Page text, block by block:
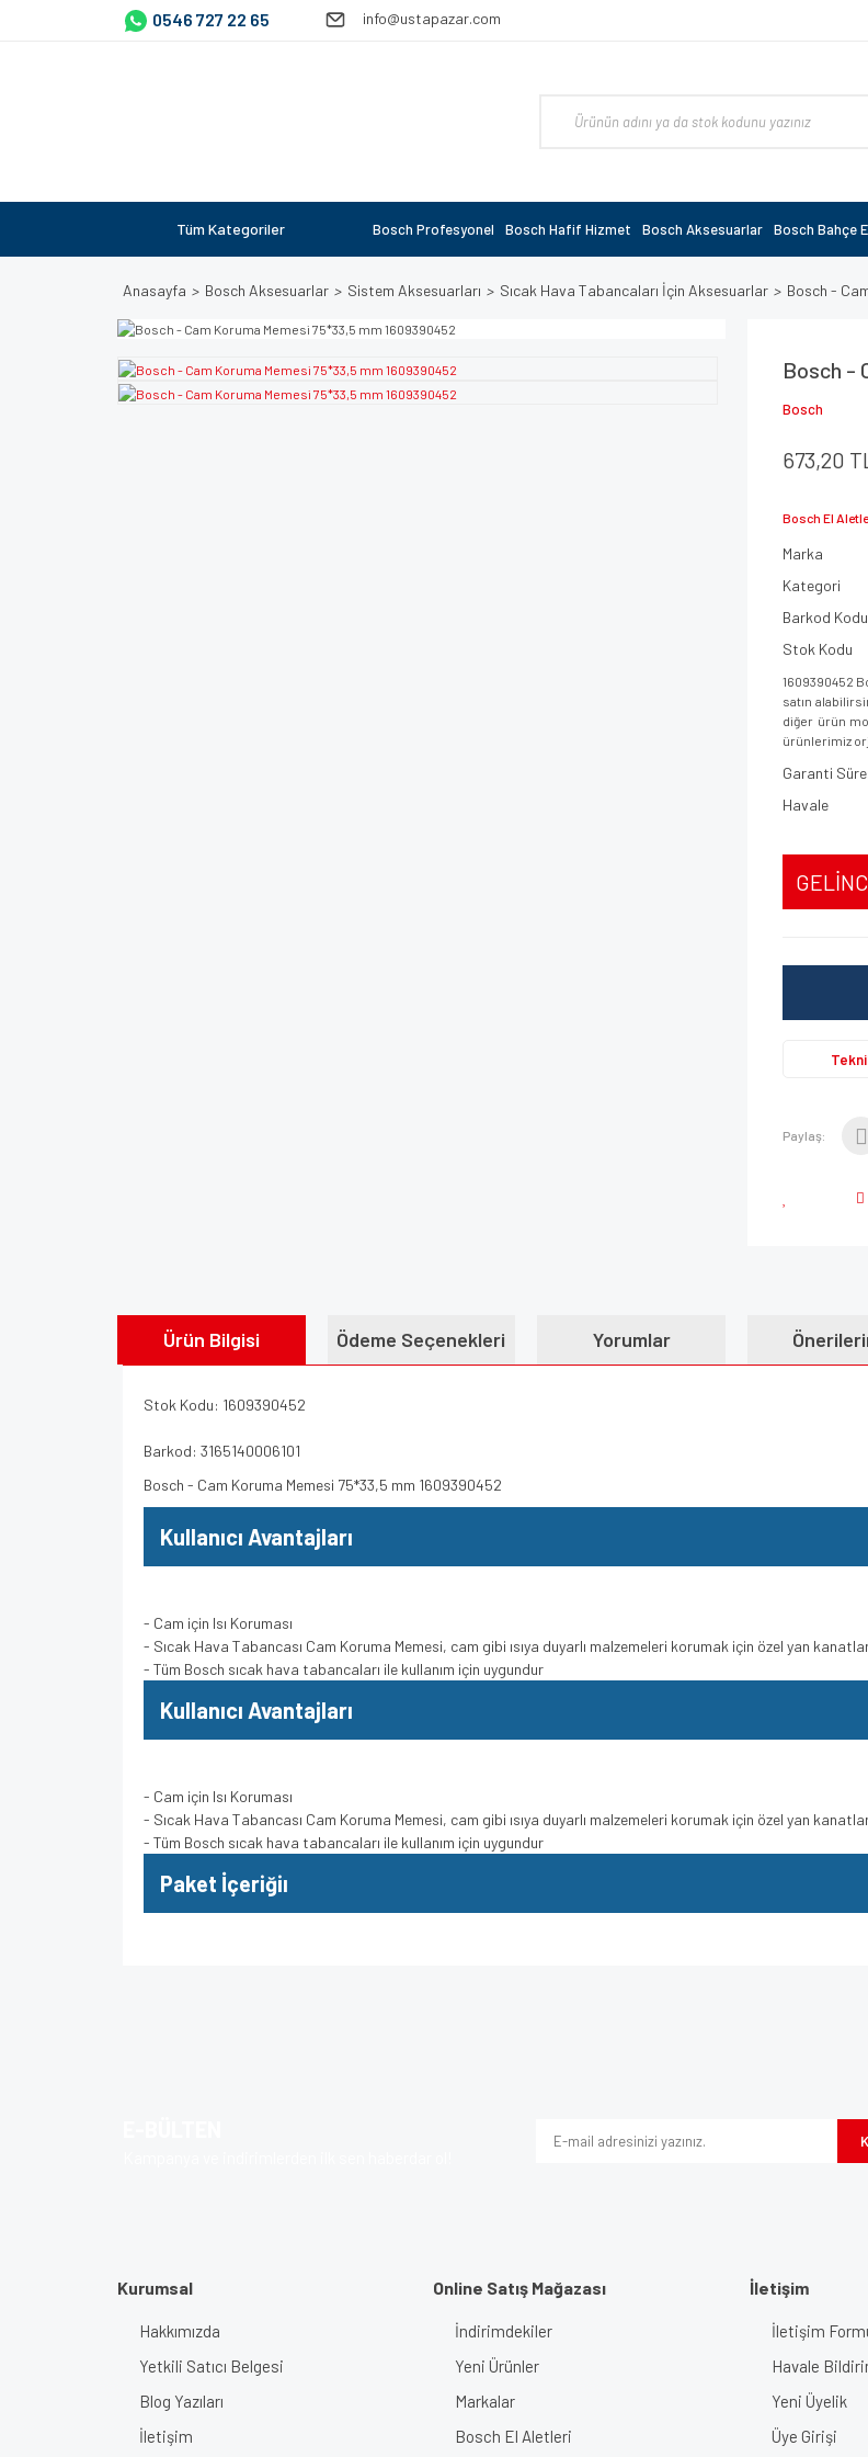
0546 727 22 65 info@ustapazar.com
Tüm Kategoriler Bosch Profesyonel Bosch Hafif Hizmet Bosch Aksesuarlar Bosch Bahçe
Anasayfa Bosch Aksesuarlar Sistem Aksesuarları Sıcak Hava Tabancaları İçin Aksesuarlar Bosch -
Bosch -
Bosch
673,20
Bosch El
Marka
Kategori
Barkod Kodu
Stok Kodu
1609390452
satın
diğer ürün
ürünlerimiz
Garanti
Havale
Paylaş:
Ürün Bilgisi Ödeme Seçenekleri Yorumlar
Stok Kodu: 1609390452
Barkod: 3165140006101
Bosch - Cam Koruma Memesi 75*33,5 mm 1609390452
Kullanıcı Avantajları
- Cam için Isı Koruması
- Sıcak Hava Tabancası Cam Koruma Memesi, cam gibi ısıya duyarlı malzemeleri korumak için özel yan
- Tüm Bosch sıcak hava tabancaları ile kullanım için uygundur
Kullanıcı Avantajları
- Cam için Isı Koruması
- Sıcak Hava Tabancası Cam Koruma Memesi, cam gibi ısıya duyarlı malzemeleri korumak için özel yan
- Tüm Bosch sıcak hava tabancaları ile kullanım için uygundur
Paket İçeriğiı
Kurumsal
Hakkımızda
Yetkili Satıcı Belgesi
Blog Yazıları
İletişim
Online Satış Mağazası
İndirimdekiler
Yeni Ürünler
Markalar
Bosch El Aletleri
İletişim
İletişim
Havale
Yeni Üyelik
Üye Girişi